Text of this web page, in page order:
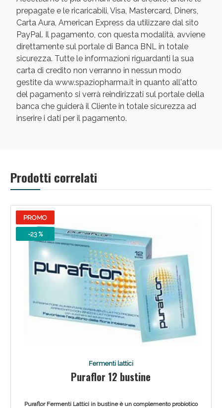
prepagate e le ricaricabili, Visa, Mastercard, Diners,
Carta Aura, American Express da utilizzare dal sito
PayPal. Il pagamento, con questa modalità, avviene
direttamente sul portale di Banca BNL in totale
sicurezza. Tutte le informazioni riguardanti la sua
carta di credito non verranno in nessun modo
gestite da www.spaziopharma.it in quanto all'atto
del pagamento si verrà reindirizzati sul portale della
banca che guiderà il Cliente in totale sicurezza ad
inserire i dati per il pagamento.
Prodotti correlati
PROMO
-23 %
Fermenti lattici
Puraflor 12 bustine
Puraflor Fermenti Lattici in bustine è un complemento probiotico